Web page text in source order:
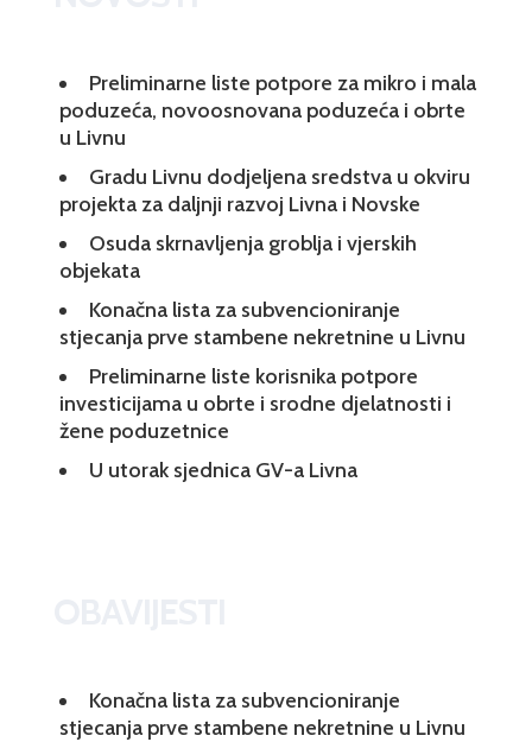
Preliminarne liste potpore za mikro i mala
poduzeća, novoosnovana poduzeća i obrte
u Livnu
Gradu Livnu dodjeljena sredstva u okviru
projekta za daljnji razvoj Livna i Novske
Osuda skrnavljenja groblja i vjerskih
objekata
Konačna lista za subvencioniranje
stjecanja prve stambene nekretnine u Livnu
Preliminarne liste korisnika potpore
investicijama u obrte i srodne djelatnosti i
žene poduzetnice
U utorak sjednica GV-a Livna
Konačna lista za subvencioniranje
stjecanja prve stambene nekretnine u Livnu